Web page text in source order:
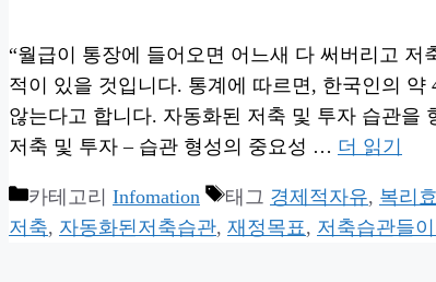
“월급이 통장에 들어오면 어느새 다 써버리고
적이 있을 것입니다. 통계에 따르면, 한국인의 약
않는다고 합니다. 자동화된 저축 및 투자 습관을
저축 및 투자 – 습관 형성의 중요성 … 더 읽기
카테고리 Infomation 태그 경제적자유, 복리
저축, 자동화된저축습관, 재정목표, 저축습관들